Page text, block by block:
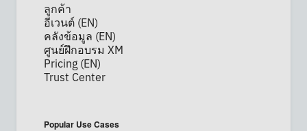
ส่ง
ลูกค้า
อีเวนต์ (EN)
คลังข้อมูล (EN)
ศูนย์ฝึกอบรม XM
Pricing (EN)
Trust Center
Popular Use Cases